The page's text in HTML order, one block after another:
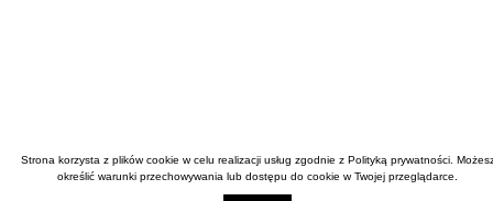
Strona korzysta z plików cookie w celu realizacji usług zgodnie z Polityką prywatności.
określić warunki przechowywania lub dostępu do cookie w Twojej przeglądarce.